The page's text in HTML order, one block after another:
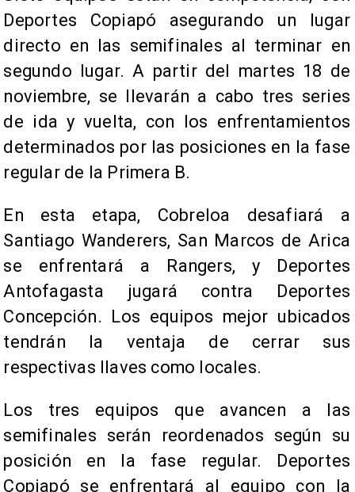
Deportes Copiapó asegurando un lugar
directo en las semifinales al terminar en
segundo lugar. A partir del martes 18 de
noviembre, se llevarán a cabo tres series
de ida y vuelta, con los enfrentamientos
determinados por las posiciones en la fase
regular de la Primera B.
En esta etapa, Cobreloa desafiará a
Santiago Wanderers, San Marcos de Arica
se enfrentará a Rangers, y Deportes
Antofagasta jugará contra Deportes
Concepción. Los equipos mejor ubicados
tendrán la ventaja de cerrar sus
respectivas llaves como locales.
Los tres equipos que avancen a las
semifinales serán reordenados según su
posición en la fase regular. Deportes
Copiapó se enfrentará al equipo con la